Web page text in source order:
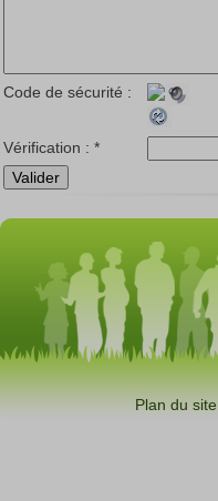
Code de sécurité :
Vérification : *
Plan du site